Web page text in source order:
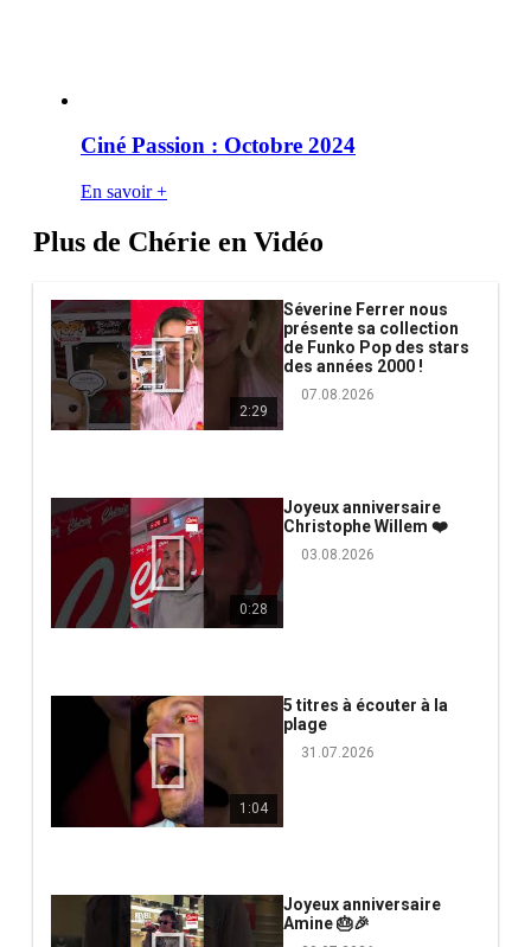
Ciné Passion : Octobre 2024
En savoir +
Plus de Chérie en Vidéo
2:29
Séverine Ferrer nous
présente sa collection
de Funko Pop des stars
des années 2000 !
07.08.2026
0:28
Joyeux anniversaire
Christophe Willem ❤️
03.08.2026
1:04
5 titres à écouter à la
plage
31.07.2026
Joyeux anniversaire
Amine 🎂🎉